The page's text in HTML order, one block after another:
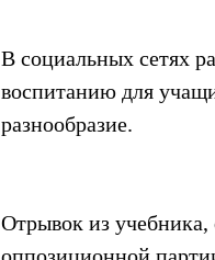
В социальных сетях
воспитанию для
разнообразие.
Отрывок из